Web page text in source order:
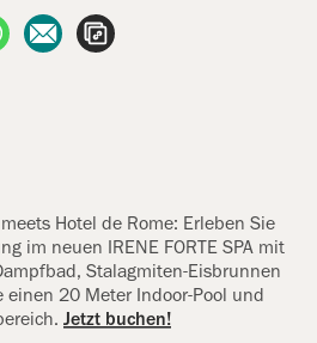
teilen
teilen
per WhatsApp teilen
per E-Mail teilen
Hotel de Rome: Erleben Sie
im neuen IRENE FORTE SPA mit
Stalagmiten-Eisbrunnen
20 ‍Meter Indoor-Pool und
Jetzt buchen!